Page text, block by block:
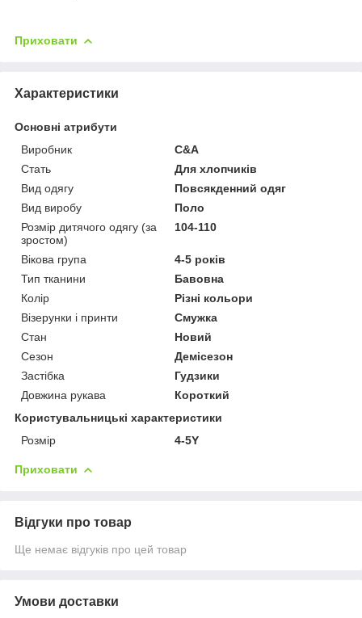
Приховати
Характеристики
Основні атрибути
Виробник
C&A
Стать
Для хлопчиків
Вид одягу
Повсякденний одяг
Вид виробу
Поло
Розмір дитячого одягу (за
зростом)
104-110
Вікова група
4-5 років
Тип тканини
Бавовна
Колір
Різні кольори
Візерунки і принти
Смужка
Стан
Новий
Сезон
Демісезон
Застібка
Гудзики
Довжина рукава
Короткий
Користувальницькі характеристики
Розмір
4-5Y
Приховати
Відгуки про товар
Ще немає відгуків про цей товар
Умови доставки